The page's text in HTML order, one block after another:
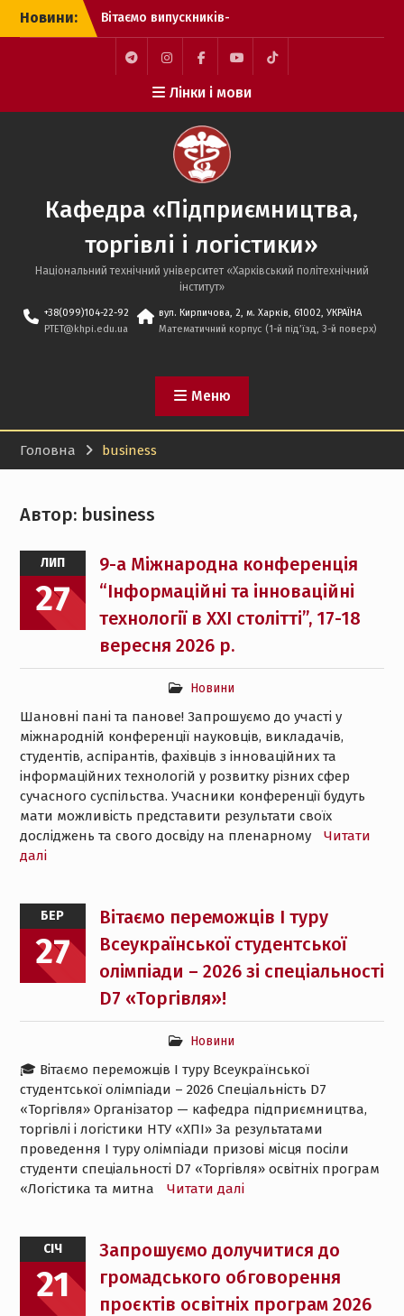
Перейти
Новини:
Вітаємо випускників-
бакалаврів спеціальності
076 «Підприємництво,
торгівля та біржова
діяльність» освітніх
програм «Логістика та
митна справа» та
«Підприємництво,
торгівля та біржова
діяльність» з успішним
захистом
кваліфікаційних робіт!
Доцент кафедри
підприємництва, торгівлі
і логістики НТУ “ХПІ”
пройшла міжнародну
Bloomberg Market
9-а Міжнародна
конференція
“Інформаційні та
інноваційні технології в
вересня 2026 р.
вступ»
Вітаємо переможців
Конкурсу на кращі
випускні кваліфікаційні
роботи здобувачів
рівня вищої освіти НТУ
TelegramInstagramFacebookYouTubeTikTok
Лінки і мови
Кафедра «Підприємництва,
торгівлі і логістики»
Національний технічний університет «Харківський політехнічний
iнститут»
+38(099)104-22-92
PTET@khpi.edu.ua
вул. Кирпичова, 2, м. Харків, 61002, УКРАЇНА
Математичний корпус (1-й під’їзд, 3-й поверх)
Меню
Головна business
Автор: business
ЛИП
27
9-а Міжнародна конференція
“Інформаційні та інноваційні
технології в XXI столітті”, 17-18
вересня 2026 р.
Новини
Шановні пані та панове! Запрошуємо до участі у
міжнародній конференції науковців, викладачів,
студентів, аспірантів, фахівців з інноваційних та
інформаційних технологій у розвитку різних сфер
сучасного суспільства. Учасники конференції будуть
мати можливість представити результати своїх
досліджень та свого досвіду на пленарному
Читати
далі
БЕР
27
Вітаємо переможців І туру
Всеукраїнської студентської
олімпіади – 2026 зі спеціальності
D7 «Торгівля»!
Новини
🎓 Вітаємо переможців І туру Всеукраїнської
студентської олімпіади – 2026 Спеціальність D7
«Торгівля» Організатор — кафедра підприємництва,
торгівлі і логістики НТУ «ХПІ» За результатами
проведення І туру олімпіади призові місця посіли
студенти спеціальності D7 «Торгівля» освітніх програм
«Логістика та митна
Читати далі
СІЧ
21
Запрошуємо долучитися до
громадського обговорення
проєктів освітніх програм 2026